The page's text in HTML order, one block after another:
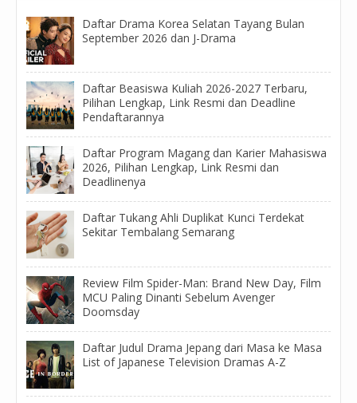
Daftar Drama Korea Selatan Tayang Bulan
September 2026 dan J-Drama
Daftar Beasiswa Kuliah 2026-2027 Terbaru,
Pilihan Lengkap, Link Resmi dan Deadline
Pendaftarannya
Daftar Program Magang dan Karier Mahasiswa
2026, Pilihan Lengkap, Link Resmi dan
Deadlinenya
Daftar Tukang Ahli Duplikat Kunci Terdekat
Sekitar Tembalang Semarang
Review Film Spider-Man: Brand New Day, Film
MCU Paling Dinanti Sebelum Avenger
Doomsday
Daftar Judul Drama Jepang dari Masa ke Masa
List of Japanese Television Dramas A-Z